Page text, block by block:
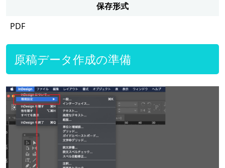
保存形式
PDF
原稿データ作成の準備